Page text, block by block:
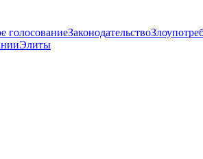
голосованиеЗаконодательство
Элиты